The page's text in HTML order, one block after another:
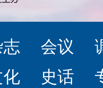
会议
史话